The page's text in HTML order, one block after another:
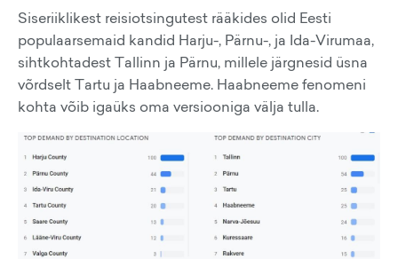
Siseriiklikest reisiotsingutest rääkides olid Eesti
populaarsemaid kandid Harju-, Pärnu-, ja Ida-Virumaa,
sihtkohtadest Tallinn ja Pärnu, millele järgnesid üsna
võrdselt Tartu ja Haabneeme. Haabneeme fenomeni
kohta võib igaüks oma versiooniga välja tulla.